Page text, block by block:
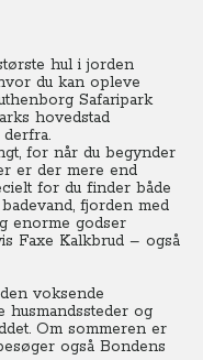
hul i jorden
du kan opleve
Safaripark
hovedstad
for når du begynder
er der mere end
for du finder både
fjorden med
enorme godser
Faxe Kalkbrud – også
voksende
husmandssteder og
Om sommeren er
også Bondens